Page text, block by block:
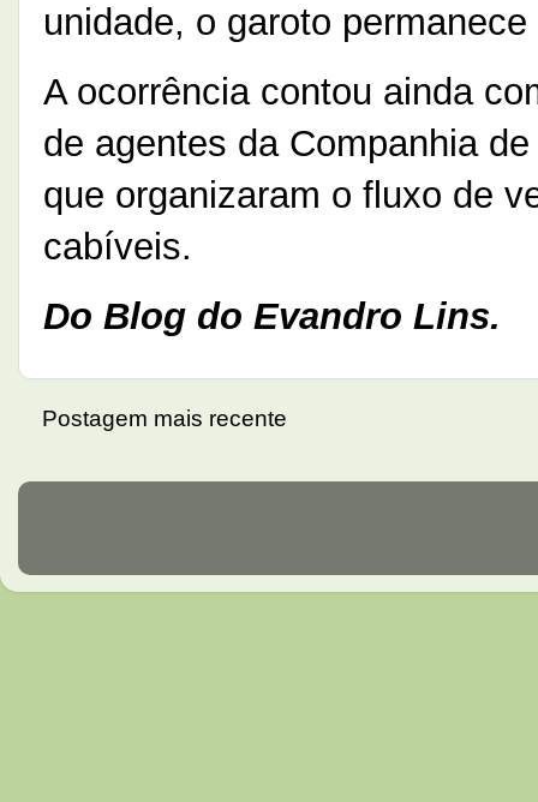
unidade, o garoto
A ocorrência contou ainda
de agentes da Companhia
que organizaram o fluxo de
cabíveis.
Do Blog do Evandro Lins.
Postagem mais recente